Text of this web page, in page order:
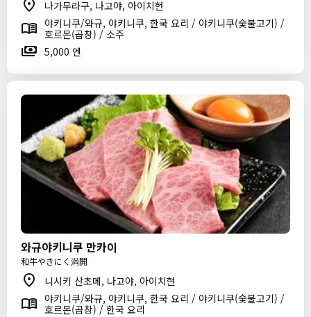
나가무라구, 나고야, 아이치현
야키니쿠/와규, 야키니쿠, 한국 요리 / 야키니쿠(숯불고기) /
호르몬(곱창) / 소주
5,000 엔
와규야키니쿠 만카이
和牛やきにく満開
니시키 산초메, 나고야, 아이치현
야키니쿠/와규, 야키니쿠, 한국 요리 / 야키니쿠(숯불고기) /
호르몬(곱창) / 한국 요리